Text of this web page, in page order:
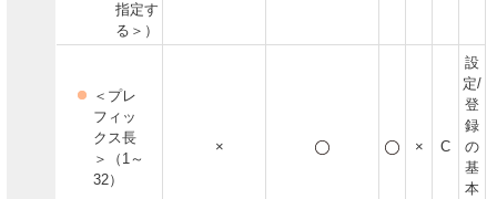
指定す
る＞）
＜プレ
フィッ
クス長
＞（1～
32）
× × C
設
定/
登
録
の
基
本